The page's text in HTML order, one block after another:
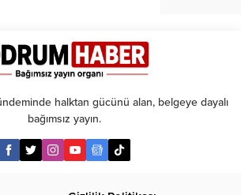
halktan gücünü alan, belgeye dayalı
bağımsız yayın.